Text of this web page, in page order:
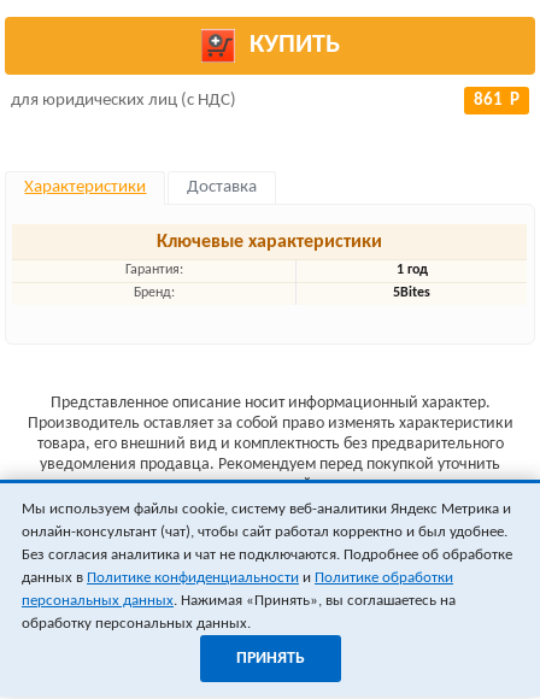
КУПИТЬ
для юридических лиц (с НДС) 861 Р
Характеристики Доставка
Ключевые характеристики
Гарантия:
1 год
Бренд:
5Bites
Представленное описание носит информационный характер.
Производитель оставляет за собой право изменять характеристики
товара, его внешний вид и комплектность без предварительного
уведомления продавца. Рекомендуем перед покупкой уточнить
характеристики товара на сайте производителя.
Указанные цены не являются публичной офертой (ст.435 ГК РФ).
Стоимость и наличие товара уточняйте у менеджера.
Мы используем файлы cookie, систему веб-аналитики Яндекс Метрика и
онлайн-консультант (чат), чтобы сайт работал корректно и был удобнее.
Без согласия аналитика и чат не подключаются. Подробнее об обработке
данных в Политике конфиденциальности и Политике обработки
персональных данных. Нажимая «Принять», вы соглашаетесь на
обработку персональных данных.
ПРИНЯТЬ